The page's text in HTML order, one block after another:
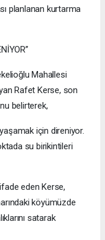
planlanan kurtarma
Mahallesi
Rafet Kerse, son
belirterek,
için direniyor.
su birikintileri
ifade eden Kerse,
köyümüzde
satarak